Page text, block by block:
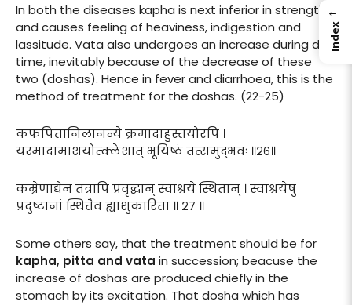
In both the diseases kapha is next inferior in strength
and causes feeling of heaviness, indigestion and
lassitude. Vata also undergoes an increase during day
time, inevitably because of the decrease of these
two (doshas). Hence in fever and diarrhoea, this is the
method of treatment for the doshas. (22-25)
कफपित्तानिलानन्ये क्रमादाहुस्तयोरपि ।
यस्मादामाशयोत्क्लेशात् भूयिष्ठं तत्समुद्भवः ॥२६॥
कम्रेणाद्येन तत्रापि प्रवृद्धान् स्वाश्रये स्थितान् । स्वाश्रयेषु
प्रदुष्टानां स्थितैव ह्याशुकारिता ॥ २७ ॥
Some others say, that the treatment should be for
kapha, pitta and vata in succession; beacuse the
increase of doshas are produced chiefly in the
stomach by its excitation. That dosha which has
←
Index